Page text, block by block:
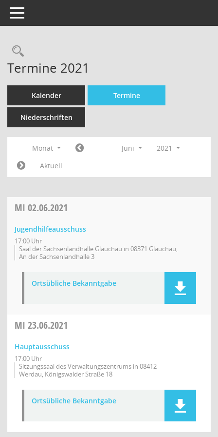
Toggle navigation
Termine 2021
Kalender Termine
Niederschriften
Monat Juni
2021
Aktuell
MI 02.06.2021
Jugendhilfeausschuss
17:00 Uhr
Saal der Sachsenlandhalle Glauchau in 08371 Glauchau,
An der Sachsenlandhalle 3
Ortsübliche Bekanntgabe
MI 23.06.2021
Hauptausschuss
17:00 Uhr
Sitzungssaal des Verwaltungszentrums in 08412
Werdau, Königswalder Straße 18
Ortsübliche Bekanntgabe